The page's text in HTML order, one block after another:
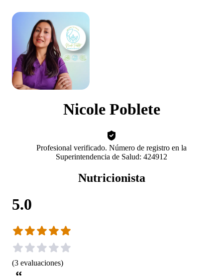
Nicole Poblete
Profesional verificado. Número de registro en la
Superintendencia de Salud: 424912
Nutricionista
5.0
(3 evaluaciones)